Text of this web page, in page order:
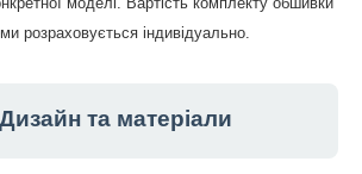
розраховується індивідуально.
та матеріали